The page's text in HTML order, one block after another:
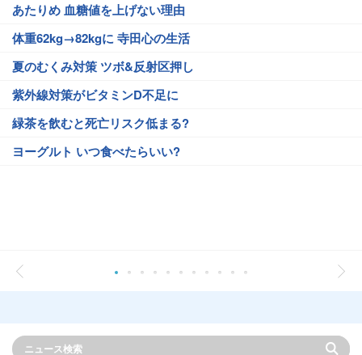
あたりめ 血糖値を上げない理由
体重62kg→82kgに 寺田心の生活
夏のむくみ対策 ツボ&反射区押し
紫外線対策がビタミンD不足に
緑茶を飲むと死亡リスク低まる?
ヨーグルト いつ食べたらいい?